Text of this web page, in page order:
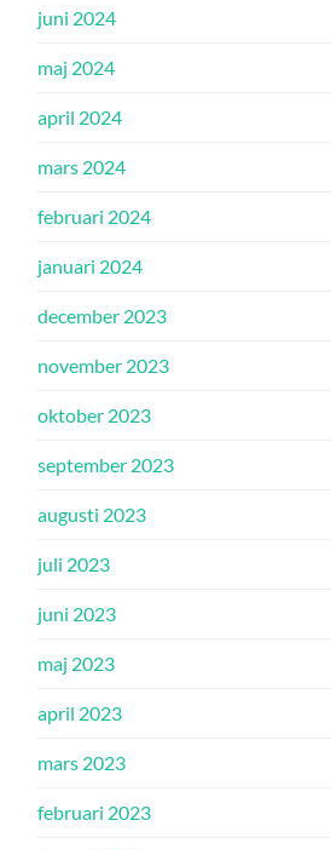
juni 2024
maj 2024
april 2024
mars 2024
februari 2024
januari 2024
december 2023
november 2023
oktober 2023
september 2023
augusti 2023
juli 2023
juni 2023
maj 2023
april 2023
mars 2023
februari 2023